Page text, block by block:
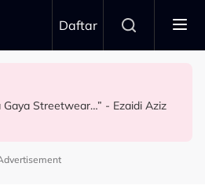
Daftar
Drama, Mira Filzah Kongsi
‘Wish List’
Gaya Streetwear…” - Ezaidi Aziz
Tunku Puteri Jawahir
Sembilan Menerusi ‘Royal
Sate, Wanita Saman Singapore